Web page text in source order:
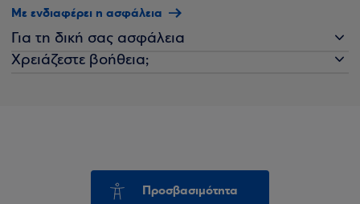
Με ενδιαφέρει η ασφάλεια
Για τη δική σας ασφάλεια
Χρειάζεστε βοήθεια;
Προσβασιμότητα